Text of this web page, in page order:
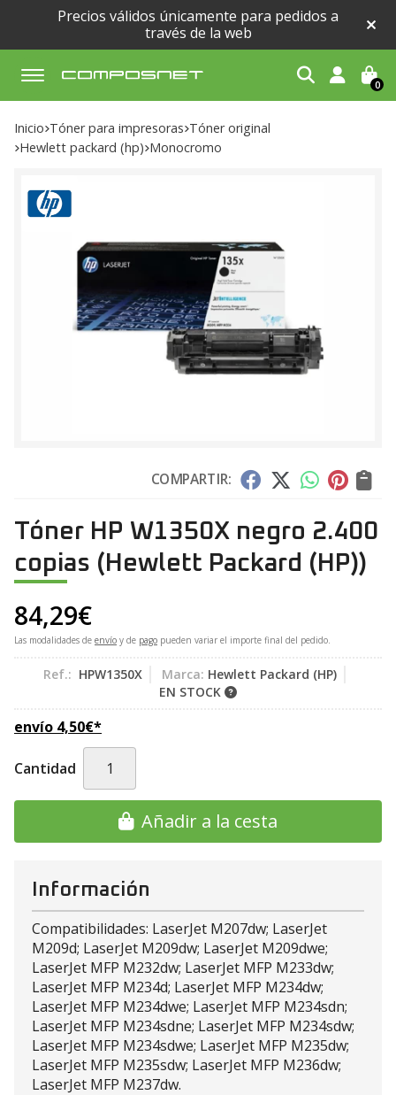
Precios válidos únicamente para pedidos a
través de la web
Buscar 0
Inicio tóner para impresoras
tóner original
hewlett packard (hp)
monocromo
COMPARTIR:
Tóner HP W1350X negro 2.400
copias (Hewlett Packard (HP))
84,29€
Las modalidades de envío y de pago pueden variar el importe final del pedido.
Ref.: HPW1350X Marca: Hewlett Packard (HP)
EN STOCK
envío 4,50€*
Cantidad
Añadir a la cesta
Información
Compatibilidades: LaserJet M207dw; LaserJet
M209d; LaserJet M209dw; LaserJet M209dwe;
LaserJet MFP M232dw; LaserJet MFP M233dw;
LaserJet MFP M234d; LaserJet MFP M234dw;
LaserJet MFP M234dwe; LaserJet MFP M234sdn;
LaserJet MFP M234sdne; LaserJet MFP M234sdw;
LaserJet MFP M234sdwe; LaserJet MFP M235dw;
LaserJet MFP M235sdw; LaserJet MFP M236dw;
LaserJet MFP M237dw.